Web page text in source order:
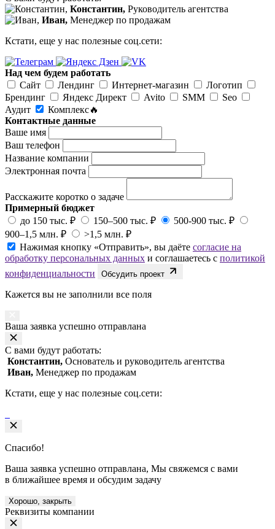
Константин, Руководитель агентства
Иван, Менеджер по продажам
Кстати, еще у нас полезные соц.сети:
Над чем будем работать
Сайт
Лендинг Интернет-магазин
Логотип
Брендинг
Яндекс Директ Avito SMM
Seo
Аудит
Комплекс🔥
Контактные данные
Ваше имя
Ваш телефон
Название компании
Электронная почта
Расскажите коротко о задаче
Примерный бюджет
до 150 тыс. ₽
150–500 тыс. ₽
500-900 тыс. ₽
900–1,5 млн. ₽
>1,5 млн. ₽
Нажимая кнопку «Отправить», вы даёте согласие на
обработку персональных данных и соглашаетесь с политикой
конфиденциальности
Обсудить проект
Кажется вы не заполнили все поля
Ваша заявка успешно отправлана
С вами будут работать:
Константин, Основатель и руководитель агентства
Иван, Менеджер по продажам
Кстати, еще у нас полезные соц.сети:
Спасибо!
Ваша заявка успешно отправлана, Мы свяжемся с вами
в ближайшее время и обсудим задачу
Хорошо, закрыть
Реквизиты компании